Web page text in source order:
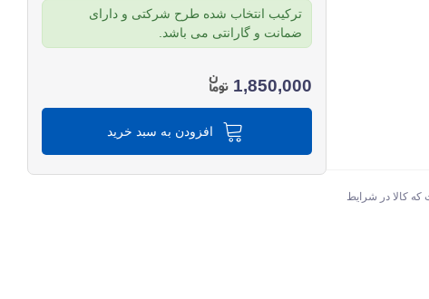
که کالا در شرایط
ترکیب انتخاب شده طرح شرکتی و دارای
ضمانت و گارانتی می باشد.
1,850,000
افزودن به سبد خرید